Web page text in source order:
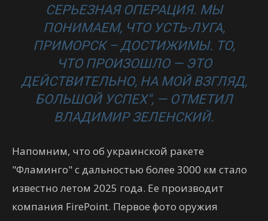
СЕРЬЕЗНАЯ ОПЕРАЦИЯ. МЫ
ПОНИМАЕМ, ЧТО УСТЬ-ЛУГА,
ПРИМОРСК – ДОСТИЖИМЫ. ТО,
ЧТО ПРОИЗОШЛО — ЭТО
ДЕЙСТВИТЕЛЬНО, НА МОЙ ВЗГЛЯД,
БОЛЬШОЙ УСПЕХ", — ОТМЕТИЛ
ВЛАДИМИР ЗЕЛЕНСКИЙ.
Напомним, что об украинской ракете
"Фламинго" с дальностью более 3000 км стало
известно летом 2025 года. Ее производит
компания FirePoint. Первое фото оружия